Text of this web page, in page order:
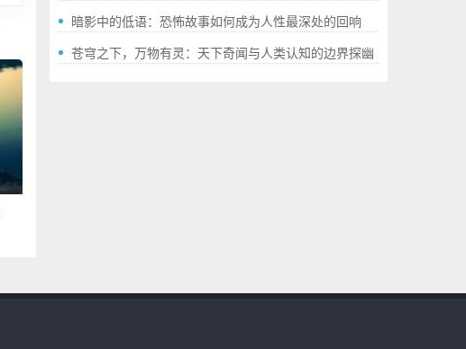
暗影中的低语：恐怖故事如何成为人性最深处的回响
苍穹之下，万物有灵：天下奇闻与人类认知的边界探幽